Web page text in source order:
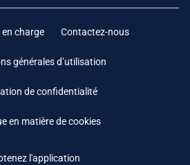
charge Contactez-nous
générales d’utilisation
de confidentialité
en matière de cookies
l'application